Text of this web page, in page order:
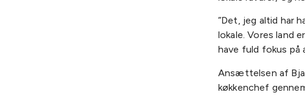
”Det, jeg altid har
lokale. Vores land
have fuld fokus på
Ansættelsen af
køkkenchef